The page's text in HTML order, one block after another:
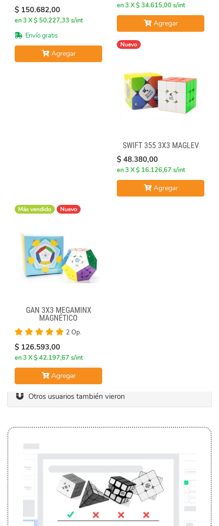
$ 150.682,00
en 3 X $ 50.227,33 s/int
Envío gratis
Agregar
en 3 X $ 34.615,00 s/int
Agregar
Nuevo
SWIFT 355 3X3 MAGLEV
$ 48.380,00
en 3 X $ 16.126,67 s/int
Agregar
Más vendido Nuevo
GAN 3X3 MEGAMINX
MAGNÉTICO
2 Op.
$ 126.593,00
en 3 X $ 42.197,67 s/int
Agregar
Otros usuarios también vieron